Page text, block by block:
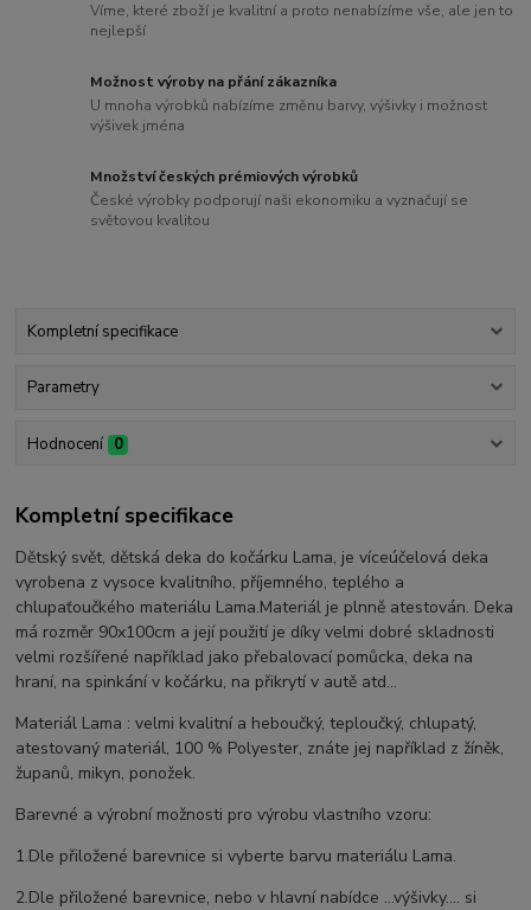
Víme, které zboží je kvalitní a proto nenabízíme vše, ale jen to
nejlepší
Možnost výroby na přání zákazníka
U mnoha výrobků nabízíme změnu barvy, výšivky i možnost
výšivek jména
Množství českých prémiových výrobků
České výrobky podporují naši ekonomiku a vyznačují se
světovou kvalitou
Kompletní specifikace
Parametry
Hodnocení 0
Kompletní specifikace
Dětský svět, dětská deka do kočárku Lama, je víceúčelová deka
vyrobena z vysoce kvalitního, příjemného, teplého a
chlupaťoučkého materiálu Lama.Materiál je plnně atestován. Deka
má rozměr 90x100cm a její použití je díky velmi dobré skladnosti
velmi rozšířené například jako přebalovací pomůcka, deka na
hraní, na spinkání v kočárku, na přikrytí v autě atd...
Materiál Lama : velmi kvalitní a heboučký, teploučký, chlupatý,
atestovaný materiál, 100 % Polyester, znáte jej například z žíněk,
županů, mikyn, ponožek.
Barevné a výrobní možnosti pro výrobu vlastního vzoru:
1.Dle přiložené barevnice si vyberte barvu materiálu Lama.
2.Dle přiložené barevnice, nebo v hlavní nabídce ...výšivky.... si